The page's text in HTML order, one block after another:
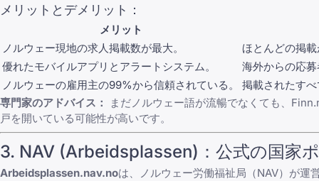
メリットとデメリット：
メリット
ノルウェー現地の求人掲載数が最大。
ほとんどの掲
優れたモバイルアプリとアラートシステム。
海外からの応
ノルウェーの雇用主の99%から信頼されている。
掲載されたす
専門家のアドバイス：
まだノルウェー語が流暢でなくても、
戸を開いている可能性が高いです。
3. NAV (Arbeidsplassen)：公式の国家
Arbeidsplassen.nav.noは、ノルウェー労働福祉局（NAV）が運